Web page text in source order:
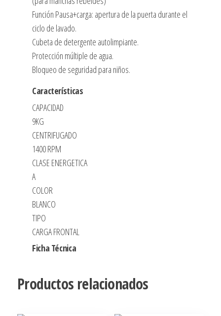
Función Pausa+carga: apertura de la puerta durante el
ciclo de lavado.
Cubeta de detergente autolimpiante.
Protección múltiple de agua.
Bloqueo de seguridad para niños.
Características
CAPACIDAD
9KG
CENTRIFUGADO
1400 RPM
CLASE ENERGETICA
A
COLOR
BLANCO
TIPO
CARGA FRONTAL
Ficha Técnica
Productos relacionados